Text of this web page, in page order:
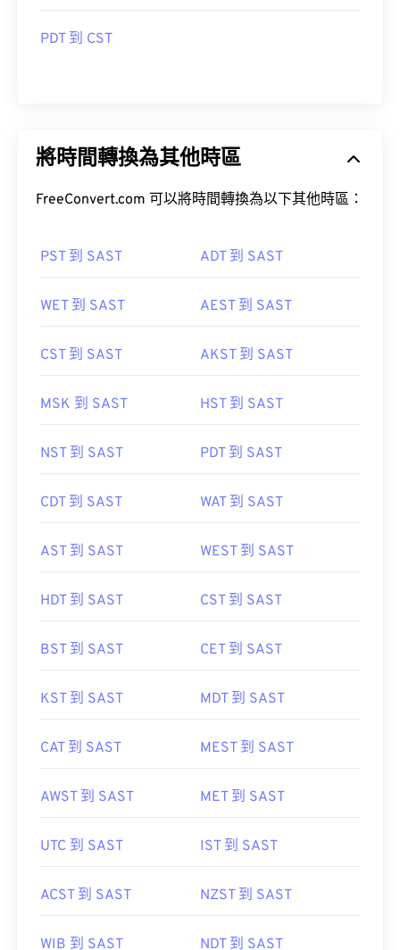
PDT 到 CST
將時間轉換為其他時區
FreeConvert.com 可以將時間轉換為以下其他時區：
PST 到 SAST ADT 到 SAST
WET 到 SAST AEST 到 SAST
CST 到 SAST AKST 到 SAST
MSK 到 SAST HST 到 SAST
NST 到 SAST PDT 到 SAST
CDT 到 SAST WAT 到 SAST
AST 到 SAST WEST 到 SAST
HDT 到 SAST CST 到 SAST
BST 到 SAST CET 到 SAST
KST 到 SAST MDT 到 SAST
CAT 到 SAST MEST 到 SAST
AWST 到 SAST MET 到 SAST
UTC 到 SAST IST 到 SAST
ACST 到 SAST NZST 到 SAST
WIB 到 SAST NDT 到 SAST